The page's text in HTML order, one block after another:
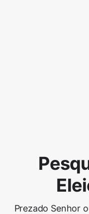
Prezado Senhor